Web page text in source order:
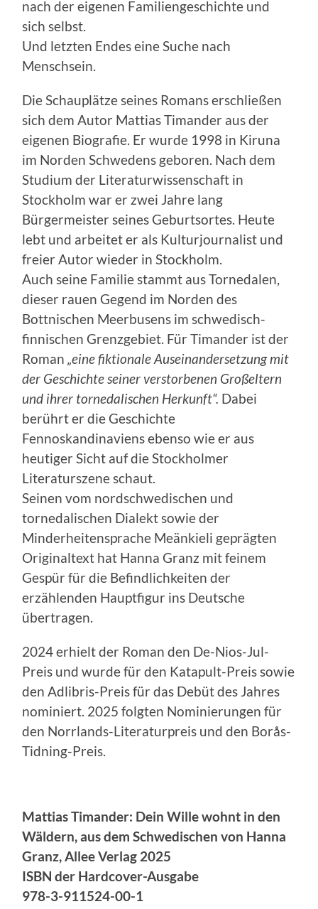
nach der eigenen Familiengeschichte und
sich selbst.
Und letzten Endes eine Suche nach
Menschsein.
Die Schauplätze seines Romans erschließen
sich dem Autor Mattias Timander aus der
eigenen Biografie. Er wurde 1998 in Kiruna
im Norden Schwedens geboren. Nach dem
Studium der Literaturwissenschaft in
Stockholm war er zwei Jahre lang
Bürgermeister seines Geburtsortes. Heute
lebt und arbeitet er als Kulturjournalist und
freier Autor wieder in Stockholm.
Auch seine Familie stammt aus Tornedalen,
dieser rauen Gegend im Norden des
Bottnischen Meerbusens im schwedisch-
finnischen Grenzgebiet. Für Timander ist der
Roman„eine fiktionale Auseinandersetzung mit
der Geschichte seiner verstorbenen Großeltern
und ihrer tornedalischen Herkunft“. Dabei
berührt er die Geschichte
Fennoskandinaviens ebenso wie er aus
heutiger Sicht auf die Stockholmer
Literaturszene schaut.
Seinen vom nordschwedischen und
tornedalischen Dialekt sowie der
Minderheitensprache Meänkieli geprägten
Originaltext hat Hanna Granz mit feinem
Gespür für die Befindlichkeiten der
erzählenden Hauptfigur ins Deutsche
übertragen.
2024 erhielt der Roman den De-Nios-Jul-
Preis und wurde für den Katapult-Preis sowie
den Adlibris-Preis für das Debüt des Jahres
nominiert. 2025 folgten Nominierungen für
den Norrlands-Literaturpreis und den Borås-
Tidning-Preis.
Mattias Timander: Dein Wille wohnt in den
Wäldern, aus dem Schwedischen von Hanna
Granz, Allee Verlag 2025
ISBN der Hardcover-Ausgabe
978-3-911524-00-1